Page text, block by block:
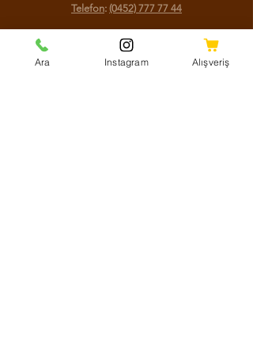
Telefon: (0452) 777 77 44
Sosyal Medya
Ara Instagram Alışveriş